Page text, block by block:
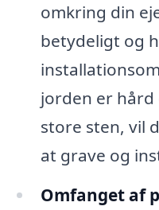
omkring din
betydeligt og
jorden er hård
store sten, vil
at grave og
Omfanget af